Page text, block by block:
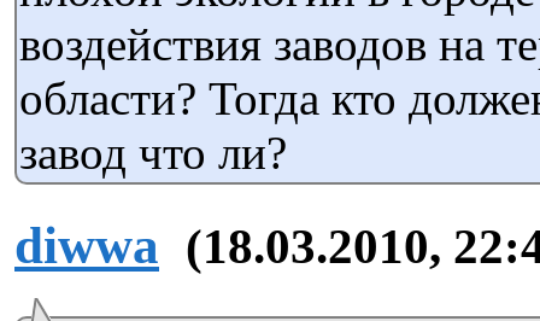
воздействия заводов на
области? Тогда кто
завод что ли?
diwwa (18.03.2010,